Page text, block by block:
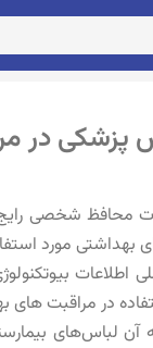
در
مورد
آن لباس‌های